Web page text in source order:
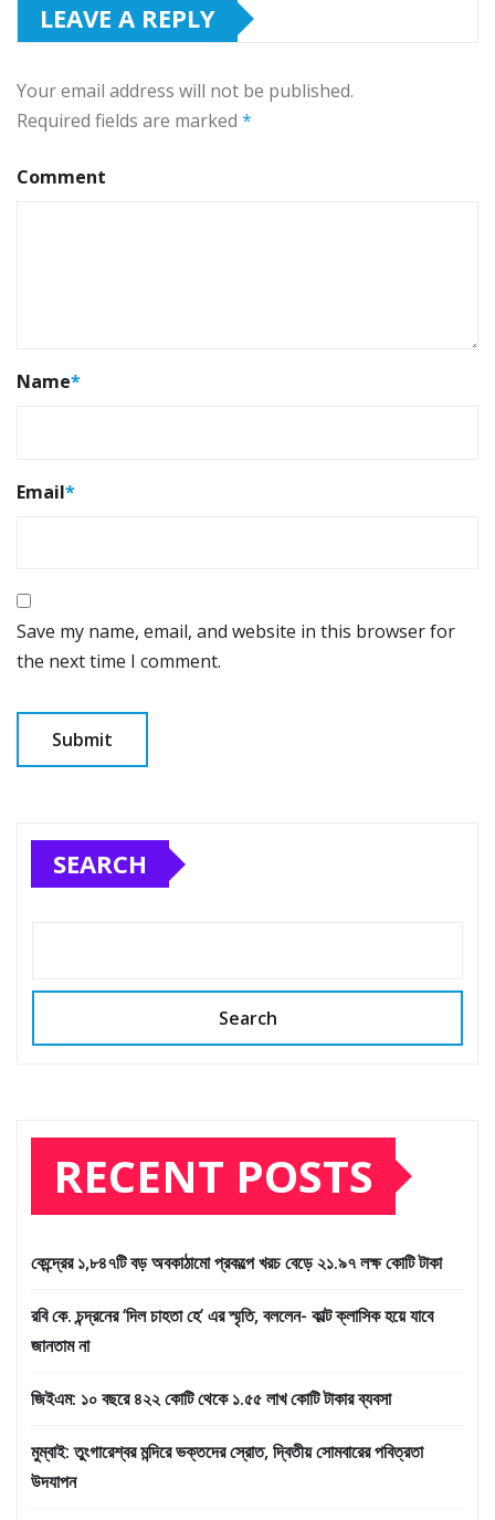
LEAVE A REPLY
Your email address will not be published.
Required fields are marked *
Comment
Name*
Email*
Save my name, email, and website in this browser for
the next time I comment.
SEARCH
Search
RECENT POSTS
কেন্দ্রের ১,৮৪৭টি বড় অবকাঠামো প্রকল্পে খরচ বেড়ে ২১.৯৭ লক্ষ কোটি টাকা
রবি কে. চন্দ্রনের ‘দিল চাহতা হে’ এর স্মৃতি, বললেন- কাল্ট ক্লাসিক হয়ে যাবে
জানতাম না
জিইএম: ১০ বছরে ৪২২ কোটি থেকে ১.৫৫ লাখ কোটি টাকার ব্যবসা
মুম্বাই: তুংগারেশ্বর মন্দিরে ভক্তদের স্রোত, দ্বিতীয় সোমবারের পবিত্রতা
উদযাপন